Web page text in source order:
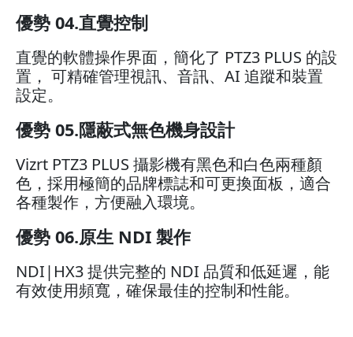
優勢 04.直覺控制
直覺的軟體操作界面，簡化了 PTZ3 PLUS 的設
置， 可精確管理視訊、音訊、AI 追蹤和裝置
設定。
優勢 05.隱蔽式無色機身設計
Vizrt PTZ3 PLUS 攝影機有黑色和白色兩種顏
色，採用極簡的品牌標誌和可更換面板，適合
各種製作，方便融入環境。
優勢 06.原生 NDI 製作
NDI|HX3 提供完整的 NDI 品質和低延遲，能
有效使用頻寬，確保最佳的控制和性能。